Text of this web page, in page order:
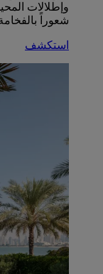
وإطلالات
شعوراً
استكشف